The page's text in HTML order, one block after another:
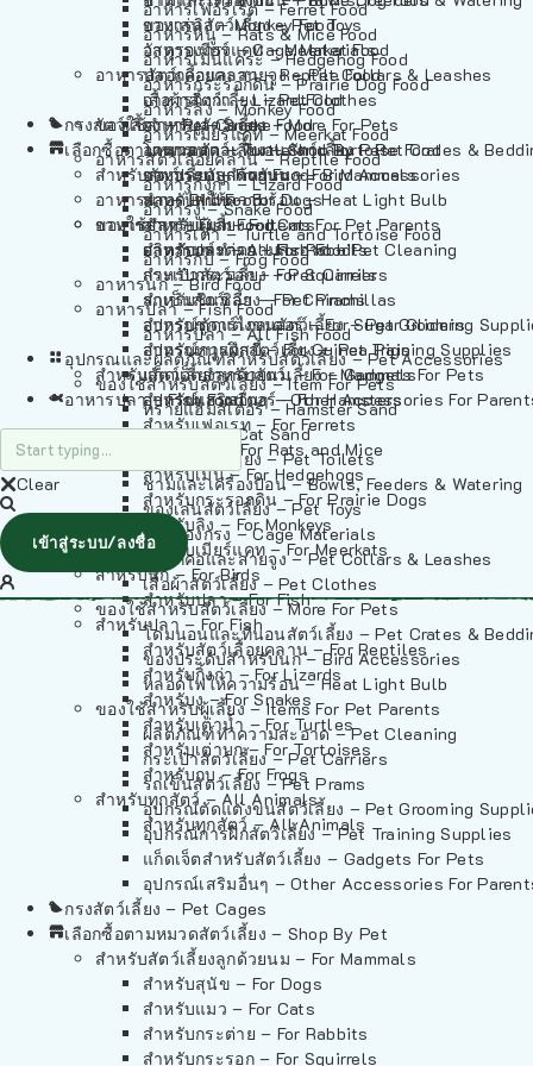
อาหารเฟอร์เร็ต – Ferret Food
อาหารหนู – Rats & Mice Food
อาหารเม่นแคระ – Hedgehog Food
อาหารกระรอกดิน – Prairie Dog Food
อาหารลิง – Monkey Food
อาหารเมียร์แคท – Meerkat Food
อาหารสัตว์เลี้อยคลาน – Reptile Food
อาหารกิ้งก่า – Lizard Food
อาหารงู – Snake Food
อาหารเต่า – Turtle and Tortoise Food
อาหารกบ – Frog Food
อาหารนก – Bird Food
อาหารปลา – Fish Food
อาหารปลา – All Fish Food
อุปกรณและผลิตภัณฑ์สำหรับสัตว์เลี้ยง – Pet Accessories
ของใช้สำหรับสัตว์เลี้ยง – Item For Pets
ทรายแฮมสเตอร์ – Hamster Sand
ทรายแมว – Cat Sand
ห้องน้ำสัตว์เลี้ยง – Pet Toilets
ชามและเครื่องป้อน – Bowls, Feeders & Watering
ของเล่นสัตว์เลี้ยง – Pet Toys
วัสดุรองกรง – Cage Materials
ปลอกคอและสายจูง – Pet Collars & Leashes
เสื้อผ้าสัตว์เลี้ยง – Pet Clothes
ของใช้สำหรับสัตว์เลี้ยง – More For Pets
โดมนอนและที่นอนสัตว์เลี้ยง – Pet Crates &
ของประดับสำหรับนก – Bird Accessories
หลอดไฟให้ความร้อน – Heat Light Bulb
ของใช้สำหรับผู้เลี้ยง – Items For Pet Parents
ผลิตภัณฑ์ทำความสะอาด – Pet Cleaning
กระเป๋าสัตว์เลี้ยง – Pet Carriers
รถเข็นสัตว์เลี้ยง – Pet Prams
อุปกรณ์ตัดแต่งขนสัตว์เลี้ยง – Pet Grooming
อุปกรณ์การฝึกสัตว์เลี้ยง – Pet Training Supplies
แก็ดเจ็ตสำหรับสัตว์เลี้ยง – Gadgets For Pets
อุปกรณ์เสริมอื่นๆ – Other Accessories For
กรงสัตว์เลี้ยง – Pet Cages
เลือกซื้อตามหมวดสัตว์เลี้ยง – Shop By Pet
สำหรับสัตว์เลี้ยงลูกด้วยนม – For Mammals
สำหรับสุนัข – For Dogs
สำหรับแมว – For Cats
สำหรับกระต่าย – For Rabbits
สำหรับกระรอก – For Squirrels
อาหารลิง – Monkey Food
อาหารเมียร์แคท – Meerkat Food
อาหารสัตว์เลี้อยคลาน – Reptile Food
อาหารกิ้งก่า – Lizard Food
อาหารงู – Snake Food
อาหารเต่า – Turtle and Tortoise Food
อาหารกบ – Frog Food
อาหารนก – Bird Food
อาหารปลา – Fish Food
อาหารปลา – All Fish Food
ของเล่นสัตว์เลี้ยง – Pet Toys
วัสดุรองกรง – Cage Materials
ปลอกคอและสายจูง – Pet Collars & Leashes
เสื้อผ้าสัตว์เลี้ยง – Pet Clothes
ของใช้สำหรับสัตว์เลี้ยง – More For Pets
โดมนอนและที่นอนสัตว์เลี้ยง – Pet Crates &
ของประดับสำหรับนก – Bird Accessories
หลอดไฟให้ความร้อน – Heat Light Bulb
ของใช้สำหรับผู้เลี้ยง – Items For Pet Parents
ผลิตภัณฑ์ทำความสะอาด – Pet Cleaning
กระเป๋าสัตว์เลี้ยง – Pet Carriers
รถเข็นสัตว์เลี้ยง – Pet Prams
อุปกรณ์ตัดแต่งขนสัตว์เลี้ยง – Pet Grooming
อุปกรณ์การฝึกสัตว์เลี้ยง – Pet Training Supplies
แก็ดเจ็ตสำหรับสัตว์เลี้ยง – Gadgets For Pets
อุปกรณ์เสริมอื่นๆ – Other Accessories For
กรงสัตว์เลี้ยง – Pet Cages
เลือกซื้อตามหมวดสัตว์เลี้ยง – Shop By Pet
สำหรับสัตว์เลี้ยงลูกด้วยนม – For Mammals
สำหรับสุนัข – For Dogs
สำหรับแมว – For Cats
สำหรับกระต่าย – For Rabbits
สำหรับกระรอก – For Squirrels
สำหรับชินชิล่า – For Chinchillas
สำหรับชูการ์ไกลเดอร์ – For Sugar Gliders
สำหรับหนูแกสบี้ – For Guinea Pigs
สำหรับสัตว์เลี้ยงลูกด้วยนม – For Mammals
สำหรับแฮมสเตอร์ – For Hamsters
สำหรับเฟอเรท – For Ferrets
สำหรับหนู – For Rats and Mice
สำหรับเม่น – For Hedgehogs
สำหรับกระรอกดิน – For Prairie Dogs
สำหรับลิง – For Monkeys
สำหรับเมียร์แคท – For Meerkats
สำหรับนก – For Birds
สำหรับปลา – For Fish
สำหรับปลา – For Fish
สำหรับสัตว์เลื้อยคลาน – For Reptiles
สำหรับกิ้งก่า – For Lizards
สำหรับงู – For Snakes
สำหรับเต่าน้ำ – For Turtles
สำหรับเต่าบก – For Tortoises
สำหรับกบ – For Frogs
สำหรับทุกสัตว์ – All Animals
สำหรับทุกสัตว์ – All Animals
อาหารปลา – Fish Food
Clear
เข้าสู่ระบบ/ลงชื่อ